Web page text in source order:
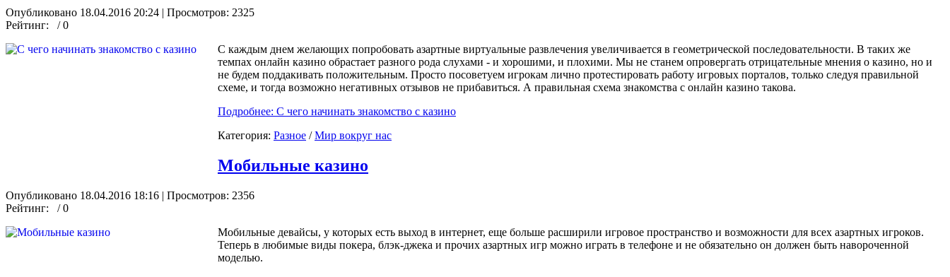
Опубликовано 18.04.2016 20:24 | Просмотров: 2325
Рейтинг:
/ 0
С каждым днем желающих попробовать азартные виртуальные развлечения увеличивается в геометрической последовательности. В таких же
темпах онлайн казино обрастает разного рода слухами - и хорошими, и плохими. Мы не станем опровергать отрицательные мнения о казино, но и
не будем поддакивать положительным. Просто посоветуем игрокам лично протестировать работу игровых порталов, только следуя правильной
схеме, и тогда возможно негативных отзывов не прибавиться. А правильная схема знакомства с онлайн казино такова.
Подробнее: С чего начинать знакомство с казино
Категория: Разное /Мир вокруг нас
Мобильные казино
Опубликовано 18.04.2016 18:16 | Просмотров: 2356
Рейтинг:
/ 0
Мобильные девайсы, у которых есть выход в интернет, еще больше расширили игровое пространство и возможности для всех азартных игроков.
Теперь в любимые виды покера, блэк-джека и прочих азартных игр можно играть в телефоне и не обязательно он должен быть навороченной
моделью.